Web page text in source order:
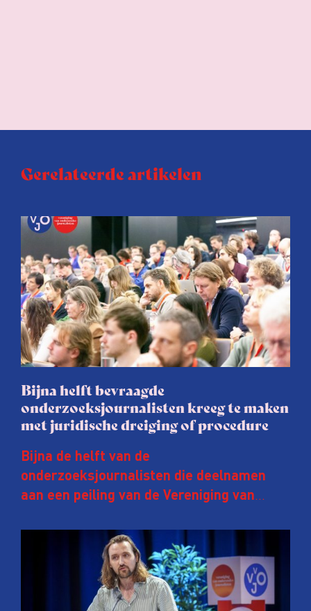
Gerelateerde artikelen
Bijna helft bevraagde
onderzoeksjournalisten kreeg te maken
met juridische dreiging of procedure
Bijna de helft van de
onderzoeksjournalisten die deelnamen
aan een peiling van de Vereniging van
afgelopen twee jaar te maken met
juridische dreiging of een juridische
procedure rond het eigen werk. Dat kost
journalisten tijd, ook ervaren zij stress en